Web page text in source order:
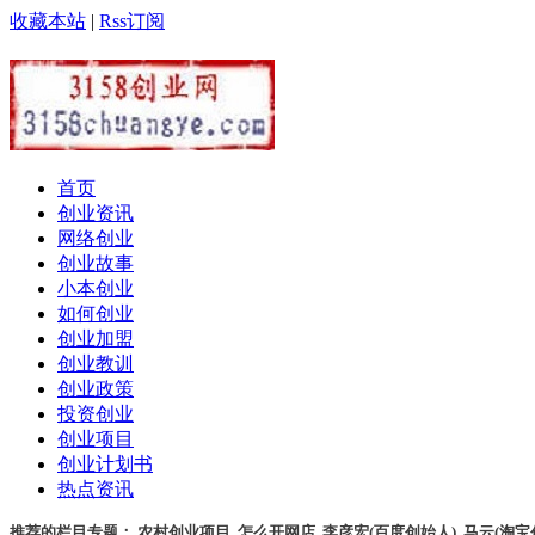
收藏本站 | Rss订阅
首页
创业资讯
网络创业
创业故事
小本创业
如何创业
创业加盟
创业教训
创业政策
投资创业
创业项目
创业计划书
热点资讯